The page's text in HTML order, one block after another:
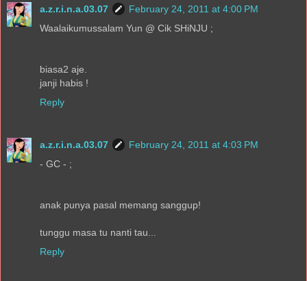
a.z.r.i.n.a.03.07
February 24, 2011 at 4:00 PM
Waalaikumussalam Yun @ Cik SHiNJU ;
biasa2 aje.
janji habis !
Reply
a.z.r.i.n.a.03.07
February 24, 2011 at 4:03 PM
- GC - ;
anak punya pasal memang sanggup!
tunggu masa tu nanti tau...
Reply